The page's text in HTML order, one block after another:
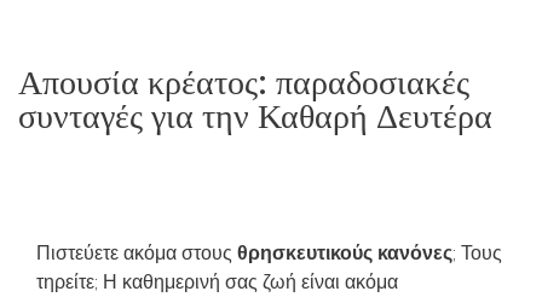
Απουσία κρέατος: παραδοσιακές
συνταγές για την Καθαρή Δευτέρα
Πιστεύετε ακόμα στους θρησκευτικούς κανόνες; Τους
τηρείτε; Η καθημερινή σας ζωή είναι ακόμα